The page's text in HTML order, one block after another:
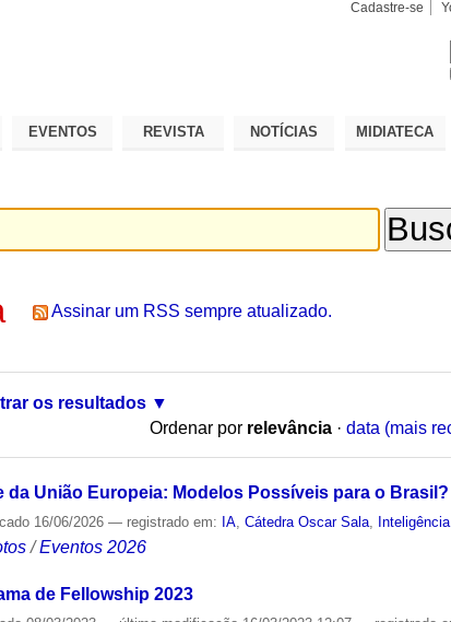
Cadastre-se
EVENTOS REVISTA NOTÍCIAS MIDIATECA
Assinar um RSS sempre atualizado.
os resultados
Ordenar por relevância · data (mais
da União Europeia: Modelos Possíveis para o Brasil?
16/06/2026— registrado em: IA ,Cátedra Oscar Sala
/Eventos 2026
de Fellowship 2023